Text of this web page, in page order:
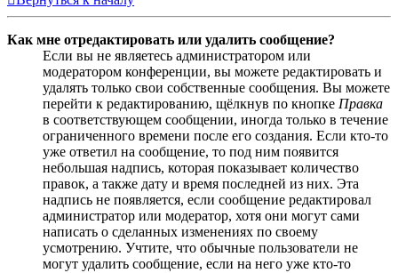
Как мне отредактировать или удалить сообщение?
Если вы не являетесь администратором или
модератором конференции, вы можете редактировать и
удалять только свои собственные сообщения. Вы можете
перейти к редактированию, щёлкнув по кнопке Правка
в соответствующем сообщении, иногда только в течение
ограниченного времени после его создания. Если кто-то
уже ответил на сообщение, то под ним появится
небольшая надпись, которая показывает количество
правок, а также дату и время последней из них. Эта
надпись не появляется, если сообщение редактировал
администратор или модератор, хотя они могут сами
написать о сделанных изменениях по своему
усмотрению. Учтите, что обычные пользователи не
могут удалить сообщение, если на него уже кто-то